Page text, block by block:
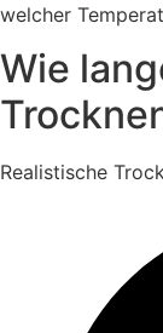
welcher
Wie
Realistische